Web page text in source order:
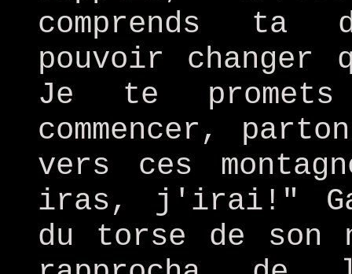
comprends ta
pouvoir changer
Je te
commencer,
vers ces
iras, j'irai!"
du torse de son